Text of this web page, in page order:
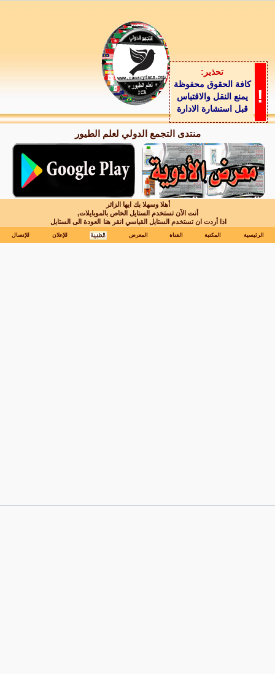
منتدى التجمع الدولي لعلم الطيور
أهلا وسهلا بك ايها الزائر
أنت الآن تستخدم الستايل الخاص بالموبايلات,
اذا أردت ان تستخدم الستايل القياسي انقر هنا العودة الى الستايل
الرئيسية المكتبة القناة المعرض للإعلان للإتصال
!
تحذير:
كافة الحقوق محفوظة
يمنع النقل والاقتباس
قبل استشارة الادارة